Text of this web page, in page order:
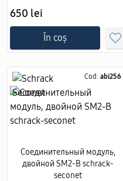
650 lei
În coș
Cod: abi256
Соединительный модуль,
двойной SM2-B schrack-
seconet